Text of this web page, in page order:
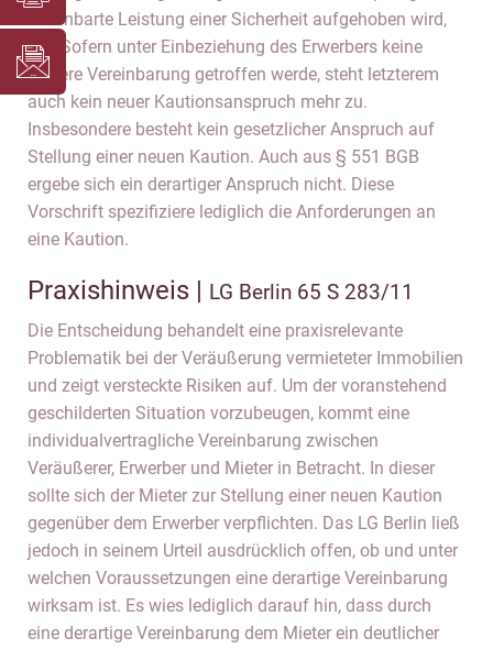
vereinbarte Leistung einer Sicherheit aufgehoben wird,
dar. Sofern unter Einbeziehung des Erwerbers keine
weitere Vereinbarung getroffen werde, steht letzterem
auch kein neuer Kautionsanspruch mehr zu.
Insbesondere besteht kein gesetzlicher Anspruch auf
Stellung einer neuen Kaution. Auch aus § 551 BGB
ergebe sich ein derartiger Anspruch nicht. Diese
Vorschrift spezifiziere lediglich die Anforderungen an
eine Kaution.
Praxishinweis | LG Berlin 65 S 283/11
Die Entscheidung behandelt eine praxisrelevante
Problematik bei der Veräußerung vermieteter Immobilien
und zeigt versteckte Risiken auf. Um der voranstehend
geschilderten Situation vorzubeugen, kommt eine
individualvertragliche Vereinbarung zwischen
Veräußerer, Erwerber und Mieter in Betracht. In dieser
sollte sich der Mieter zur Stellung einer neuen Kaution
gegenüber dem Erwerber verpflichten. Das LG Berlin ließ
jedoch in seinem Urteil ausdrücklich offen, ob und unter
welchen Voraussetzungen eine derartige Vereinbarung
wirksam ist. Es wies lediglich darauf hin, dass durch
eine derartige Vereinbarung dem Mieter ein deutlicher